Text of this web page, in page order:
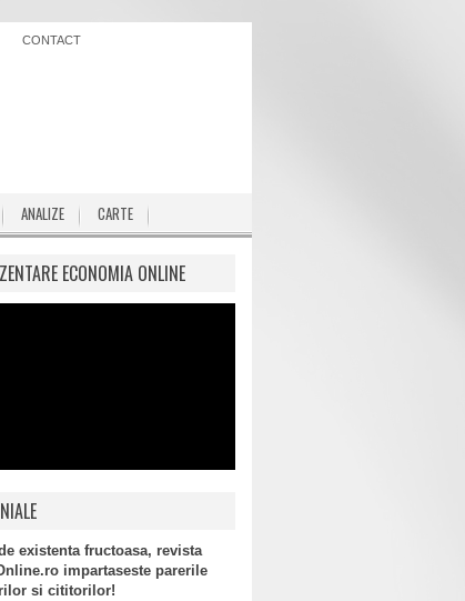
CONTACT
ANALIZE CARTE
ECONOMIA ONLINE
existenta fructoasa, revista
impartaseste parerile
si cititorilor!